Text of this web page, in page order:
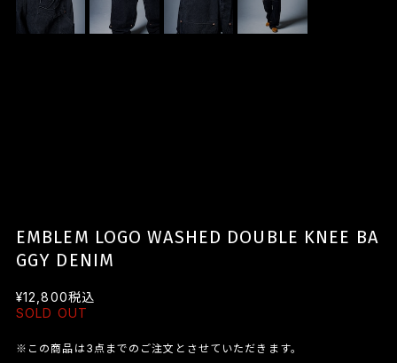
EMBLEM LOGO WASHED DOUBLE KNEE BA
GGY DENIM
¥12,800税込
SOLD OUT
※この商品は3点までのご注文とさせていただきます。